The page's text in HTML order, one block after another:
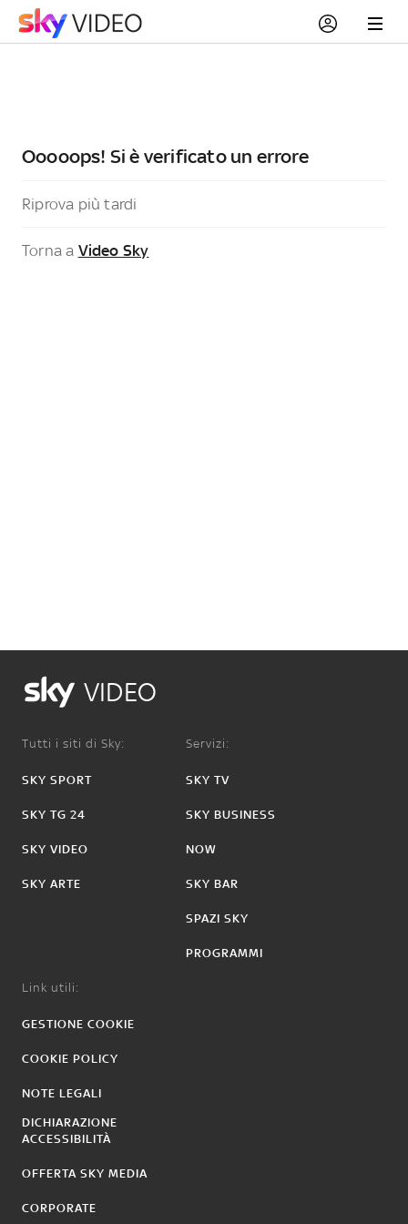
Ooooops! Si è verificato un errore
Riprova più tardi
Torna a Video Sky
VIDEO
Tutti i siti di Sky:
SKY SPORT
SKY TG 24
SKY VIDEO
SKY ARTE
Servizi:
SKY TV
SKY BUSINESS
NOW
SKY BAR
SPAZI SKY
PROGRAMMI
Link utili:
GESTIONE COOKIE
COOKIE POLICY
NOTE LEGALI
DICHIARAZIONE
ACCESSIBILITÀ
OFFERTA SKY MEDIA
CORPORATE